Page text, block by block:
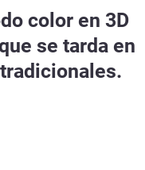
color en 3D
se tarda en